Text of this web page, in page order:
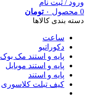
ورود / ثبت نام
0 محصول ۰ تومان
دسته بندی کالاها
ساعت
دکوراتیو
پایه و استند مک بوک
پایه و استند موبایل
پایه و استند
کیف تبلت کلاسوری